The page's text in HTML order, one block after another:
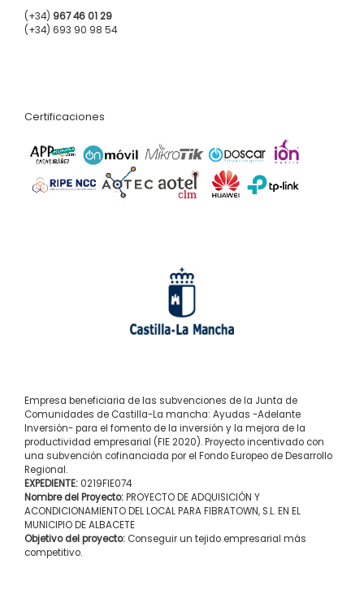
(+34) 967 46 01 29
(+34) 693 90 98 54
Certificaciones
Empresa beneficiaria de las subvenciones de la Junta de
Comunidades de Castilla-La mancha: Ayudas -Adelante
Inversión- para el fomento de la inversión y la mejora de la
productividad empresarial (FIE 2020). Proyecto incentivado con
una subvención cofinanciada por el Fondo Europeo de Desarrollo
Regional.
EXPEDIENTE: 0219FIE074
Nombre del Proyecto:PROYECTO DE ADQUISICIÓN Y
ACONDICIONAMIENTO DEL LOCAL PARA FIBRATOWN, S.L. EN EL
MUNICIPIO DE ALBACETE
Objetivo del proyecto:Conseguir un tejido empresarial más
competitivo.